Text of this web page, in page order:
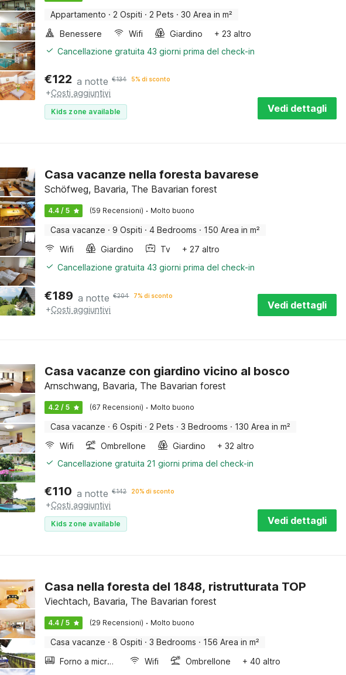
Appartamento · 2 Ospiti · 2 Pets · 30 Area in m²
Benessere
Wifi Giardino
+ 23 altro
Cancellazione gratuita 43 giorni prima del check-in
€122 a notte €134 5% di sconto
+Costi aggiuntivi
Kids zone available Vedi dettagli
Casa vacanze nella foresta bavarese
Schöfweg, Bavaria, The Bavarian forest
4.4 / 5 (59 Recensioni) · Molto buono
Casa vacanze · 9 Ospiti · 4 Bedrooms · 150 Area in m²
Wifi
Giardino Tv
+ 27 altro
Cancellazione gratuita 43 giorni prima del check-in
€189 a notte €204 7% di sconto
+Costi aggiuntivi Vedi dettagli
Casa vacanze con giardino vicino al bosco
Arnschwang, Bavaria, The Bavarian forest
4.2 / 5 (67 Recensioni) · Molto buono
Casa vacanze · 6 Ospiti · 2 Pets · 3 Bedrooms · 130 Area in m²
Wifi
Ombrellone Giardino
+ 32 altro
Cancellazione gratuita 21 giorni prima del check-in
€110 a notte €142 20% di sconto
+Costi aggiuntivi
Kids zone available Vedi dettagli
Casa nella foresta del 1848, ristrutturata TOP
Viechtach, Bavaria, The Bavarian forest
4.4 / 5 (29 Recensioni) · Molto buono
Casa vacanze · 8 Ospiti · 3 Bedrooms · 156 Area in m²
Forno a microonde combinato
Wifi Ombrellone
+ 40 altro